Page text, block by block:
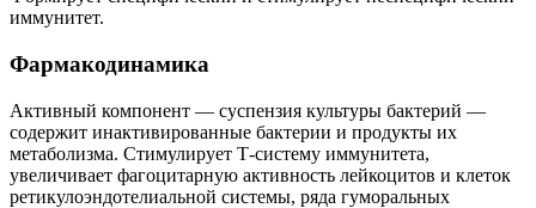
иммунитет.
Фармакодинамика
Активный компонент — суспензия культуры бактерий —
содержит инактивированные бактерии и продукты их
метаболизма. Стимулирует Т-систему иммунитета,
увеличивает фагоцитарную активность лейкоцитов и клеток
ретикулоэндотелиальной системы, ряда гуморальных